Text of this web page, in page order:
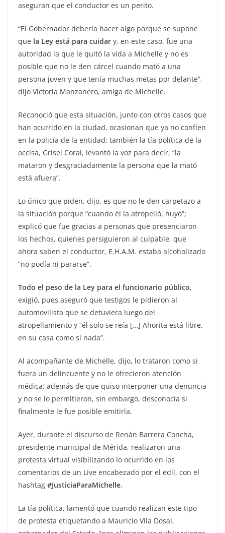
aseguran que el conductor es un perito.
“El Gobernador debería hacer algo porque se supone
que la Ley está para cuidar y, en este caso, fue una
autoridad la que le quitó la vida a Michelle y no es
posible que no le den cárcel cuando mató a una
persona joven y que tenía muchas metas por delante”,
dijo Victoria Manzanero, amiga de Michelle.
Reconoció que esta situación, junto con otros casos que
han ocurrido en la ciudad, ocasionan que ya no confíen
en la policía de la entidad; también la tía política de la
occisa, Grisel Coral, levantó la voz para decir, “la
mataron y desgraciadamente la persona que la mató
está afuera”.
Lo único que piden, dijo, es que no le den carpetazo a
la situación porque “cuando él la atropelló, huyó”;
explicó que fue gracias a personas que presenciaron
los hechos, quienes persiguieron al culpable, que
ahora saben el conductor, E.H.A.M. estaba alcoholizado
“no podía ni pararse”.
Todo el peso de la Ley para el funcionario público,
exigió, pues aseguró que testigos le pidieron al
automovilista que se detuviera luego del
atropellamiento y “él solo se reía […] Ahorita está libre,
en su casa como si nada”.
Al acompañante de Michelle, dijo, lo trataron como si
fuera un delincuente y no le ofrecieron atención
médica; además de que quiso interponer una denuncia
y no se lo permitieron, sin embargo, desconocía si
finalmente le fue posible emitirla.
Ayer, durante el discurso de Renán Barrera Concha,
presidente municipal de Mérida, realizaron una
protesta virtual visibilizando lo ocurrido en los
comentarios de un Live encabezado por el edil, con el
hashtag #JusticiaParaMichelle.
La tía política, lamentó que cuando realizan este tipo
de protesta etiquetando a Mauricio Vila Dosal,